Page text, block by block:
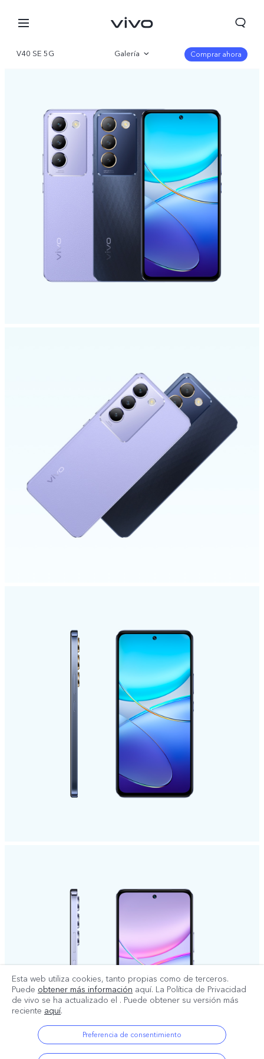
V40 SE 5G Galería
Especificaciones
Comprar ahora
Esta web utiliza cookies, tanto propias como de terceros.
Puede obtener más información aquí. La Política de Privacidad
de vivo se ha actualizado el . Puede obtener su versión más
reciente aquí.
Preferencia de consentimiento